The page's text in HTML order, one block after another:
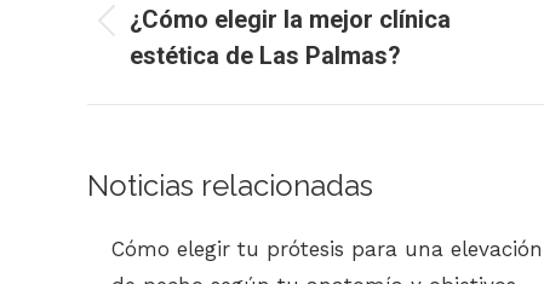
entre
publicaciones
Publicación
¿Cómo elegir la mejor clínica
estética de Las Palmas?
Noticias relacionadas
Cómo elegir tu prótesis para una elevación